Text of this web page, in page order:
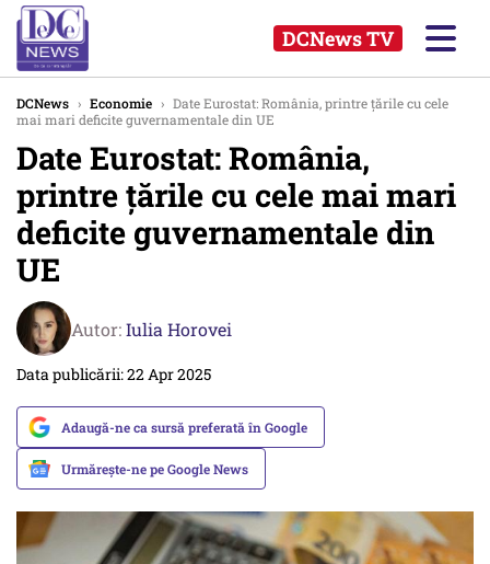
DCNews TV
DCNews › Economie › Date Eurostat: România, printre țările cu cele
mai mari deficite guvernamentale din UE
Date Eurostat: România,
printre țările cu cele mai mari
deficite guvernamentale din
UE
Autor:Iulia Horovei
Data publicării: 22 Apr 2025
Adaugă-ne ca sursă preferată în Google
Urmărește-ne pe Google News